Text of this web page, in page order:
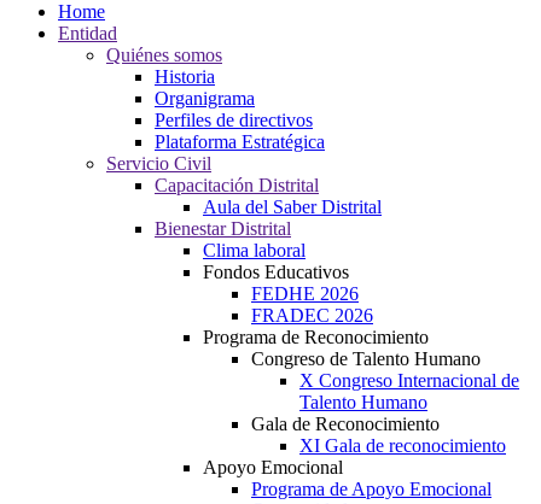
Home
Entidad
Quiénes somos
Historia
Organigrama
Perfiles de directivos
Plataforma Estratégica
Servicio Civil
Capacitación Distrital
Aula del Saber Distrital
Bienestar Distrital
Clima laboral
Fondos Educativos
FEDHE 2026
FRADEC 2026
Programa de Reconocimiento
Congreso de Talento Humano
X Congreso Internacional de
Talento Humano
Gala de Reconocimiento
XI Gala de reconocimiento
Apoyo Emocional
Programa de Apoyo Emocional